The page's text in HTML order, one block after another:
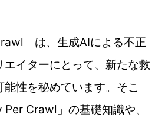
」は、生成AIによる不正
エイターにとって、新たな救
性を秘めています。そこ
Crawl」の基礎知識や、